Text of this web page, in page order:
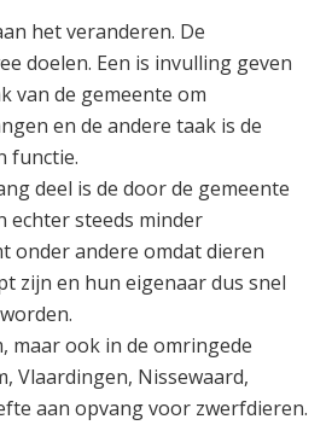
het veranderen. De
doelen. Een is invulling geven
van de gemeente om
en de andere taak is de
functie.
deel is de door de gemeente
echter steeds minder
onder andere omdat dieren
zijn en hun eigenaar dus snel
maar ook in de omringede
Vlaardingen, Nissewaard,
aan opvang voor zwerfdieren.